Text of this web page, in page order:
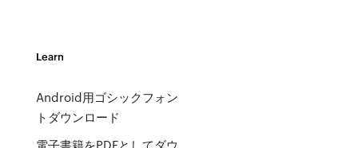
Learn
Android用ゴシックフォン
トダウンロード
電子書籍をPDFとしてダウ